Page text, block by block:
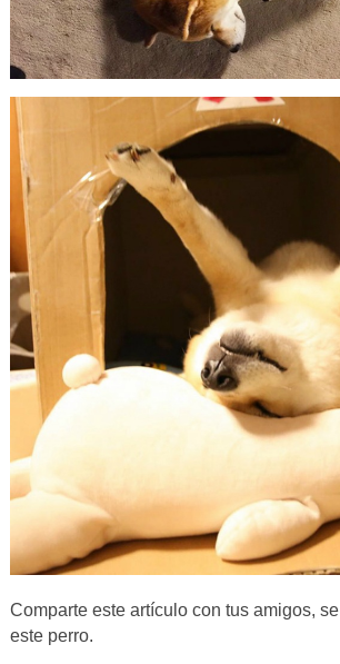
Comparte este artículo con tus amigos,
este perro.